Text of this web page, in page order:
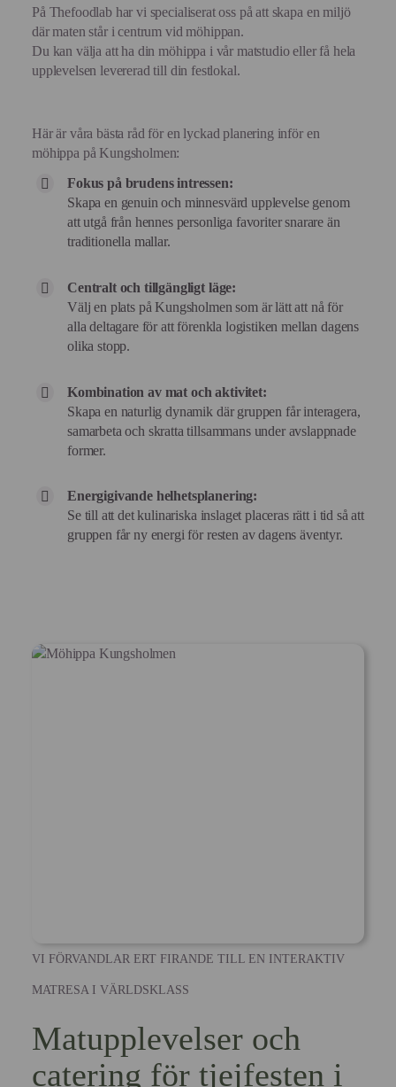
På Thefoodlab har vi specialiserat oss på att skapa en miljö
där maten står i centrum vid möhippan.
Du kan välja att ha din möhippa i vår matstudio eller få hela
upplevelsen levererad till din festlokal.
Här är våra bästa råd för en lyckad planering inför en
möhippa på Kungsholmen:
Fokus på brudens intressen:
Skapa en genuin och minnesvärd upplevelse genom
att utgå från hennes personliga favoriter snarare än
traditionella mallar.
Centralt och tillgängligt läge:
Välj en plats på Kungsholmen som är lätt att nå för
alla deltagare för att förenkla logistiken mellan dagens
olika stopp.
Kombination av mat och aktivitet:
Skapa en naturlig dynamik där gruppen får interagera,
samarbeta och skratta tillsammans under avslappnade
former.
Energigivande helhetsplanering:
Se till att det kulinariska inslaget placeras rätt i tid så att
gruppen får ny energi för resten av dagens äventyr.
VI FÖRVANDLAR ERT FIRANDE TILL EN INTERAKTIV
MATRESA I VÄRLDSKLASS
Matupplevelser och
catering för tjejfesten i